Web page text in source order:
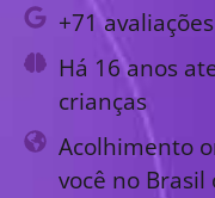
+71
Há 16 anos
crianças
Acolhimento
você no